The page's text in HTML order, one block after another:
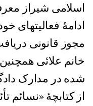
اسلامی شیراز
ادامۀ فعالیتهای
مجوز قانونی
خانم علائی
شده در مدارک
از کتابچۀ «نسائم